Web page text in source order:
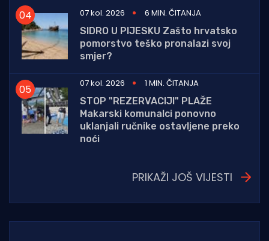
07 kol. 2026
6 MIN. ČITANJA
SIDRO U PIJESKU Zašto hrvatsko
pomorstvo teško pronalazi svoj
smjer?
07 kol. 2026
1 MIN. ČITANJA
STOP "REZERVACIJI" PLAŽE
Makarski komunalci ponovno
uklanjali ručnike ostavljene preko
noći
PRIKAŽI JOŠ VIJESTI